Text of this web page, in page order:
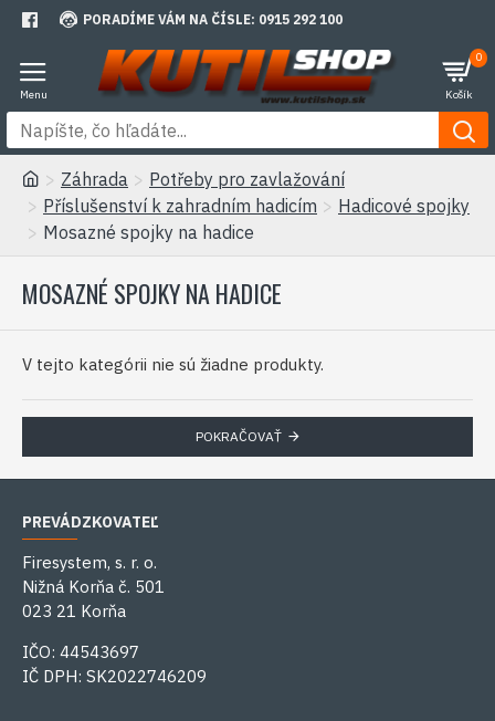
PORADÍME VÁM NA ČÍSLE: 0915 292 100
0
Záhrada
Potřeby pro zavlažování
Příslušenství k zahradním hadicím
Hadicové spojky
Mosazné spojky na hadice
MOSAZNÉ SPOJKY NA HADICE
V tejto kategórii nie sú žiadne produkty.
POKRAČOVAŤ
PREVÁDZKOVATEĽ
Firesystem, s. r. o.
Nižná Korňa č. 501
023 21 Korňa
IČO: 44543697
IČ DPH: SK2022746209